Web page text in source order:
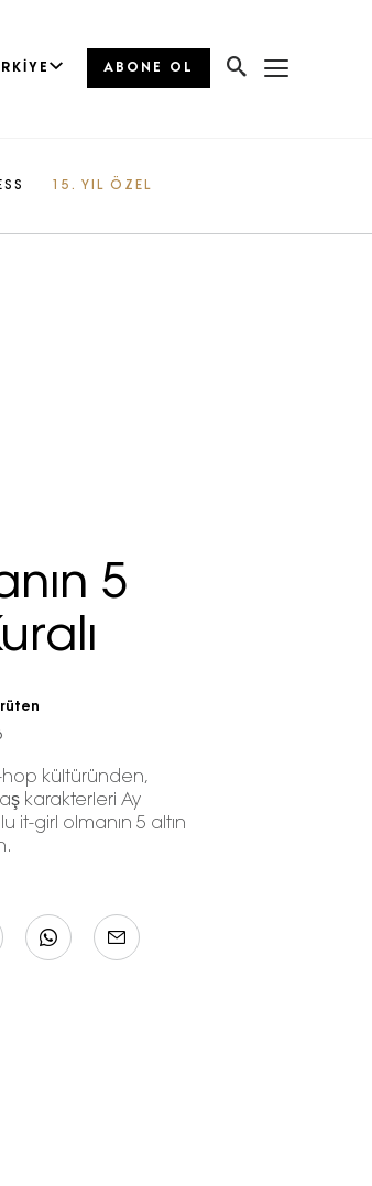
ABONE OL
15. YIL ÖZEL
5
kültüründen,
karakterleri Ay
it-girl olmanın 5 altın